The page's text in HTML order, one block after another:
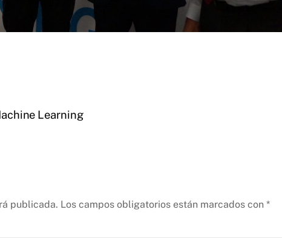
Learning
publicada. Los campos obligatorios están marcados con *